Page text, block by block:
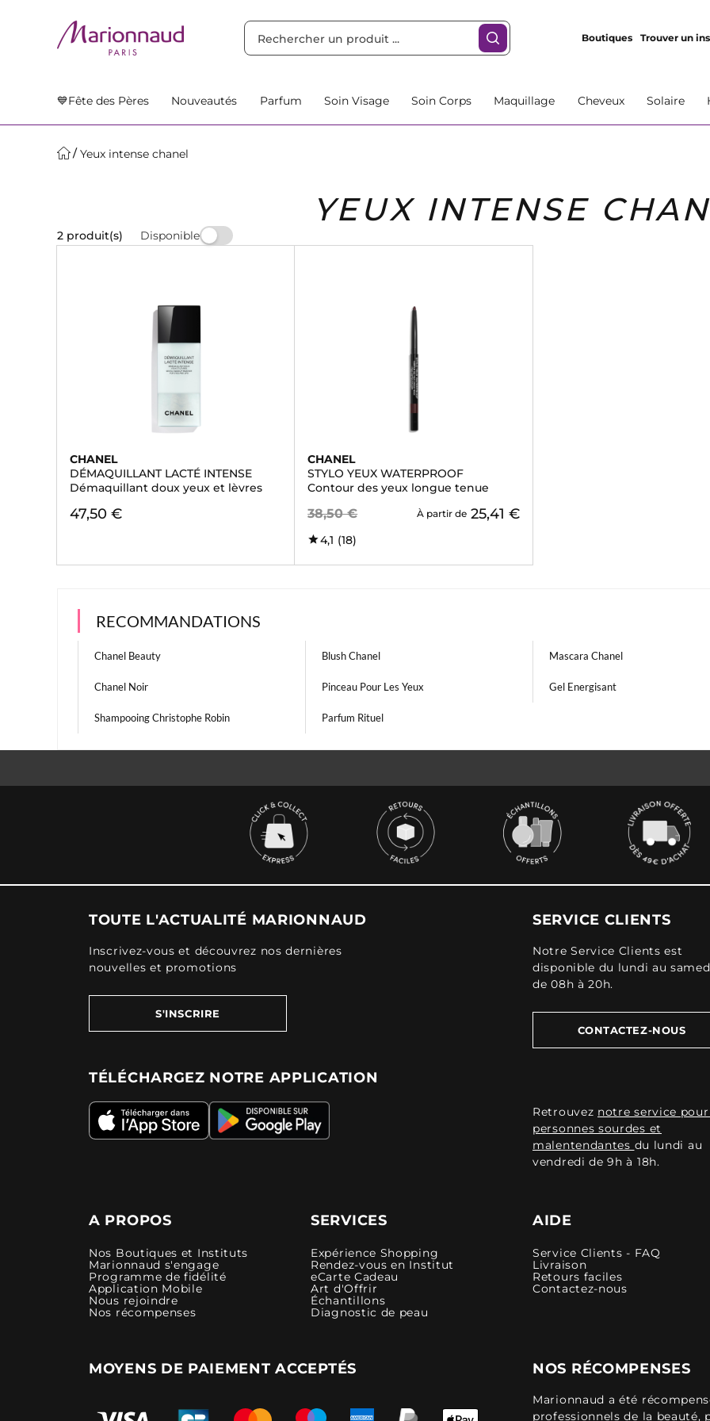
Boutiques Trouver un
💙Fête des Pères Nouveautés Parfum Soin Visage Soin Corps Maquillage Cheveux Solaire
Yeux intense chanel
YEUX INTENSE
2 produit(s) Disponible
CHANEL
DÉMAQUILLANT LACTÉ INTENSE
Démaquillant doux yeux et lèvres
47,50 €
CHANEL
STYLO YEUX WATERPROOF
Contour des yeux longue tenue
38,50 € À partir de 25,41 €
4,1 (18)
RECOMMANDATIONS
Chanel Beauty Blush Chanel Mascara Chanel
Chanel Noir Pinceau Pour Les Yeux Gel Energisant
Shampooing Christophe Robin Parfum Rituel
TOUTE L'ACTUALITÉ MARIONNAUD
Inscrivez-vous et découvrez nos dernières
nouvelles et promotions
S'INSCRIRE
TÉLÉCHARGEZ NOTRE APPLICATION
SERVICE CLIENTS
Notre Service Clients est
disponible du lundi au
de 08h à 20h.
CONTACTEZ-NOUS
Retrouvez notre service
personnes sourdes et
malentendantes du lundi au
vendredi de 9h à 18h.
A PROPOS
Nos Boutiques et Instituts
Marionnaud s'engage
Programme de fidélité
Application Mobile
Nous rejoindre
Nos récompenses
SERVICES
Expérience Shopping
Rendez-vous en Institut
eCarte Cadeau
Art d'Offrir
Échantillons
Diagnostic de peau
AIDE
Service Clients - FAQ
Livraison
Retours faciles
Contactez-nous
MOYENS DE PAIEMENT ACCEPTÉS NOS RÉCOMPENSES
Marionnaud a été
professionnels de la beauté,